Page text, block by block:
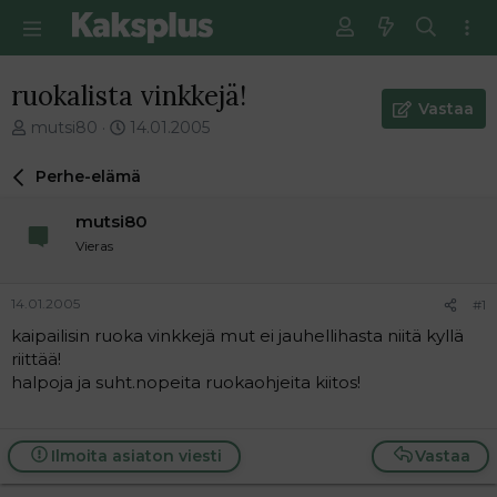
ruokalista vinkkejä!
V
e
i
t
u
n
a
i
t
t
mutsi80
E
s
m
n
i
t
i
14.01.2005
Vastaa
Perhe-elämä
mutsi80
Vieras
14.01.2005 #1
kaipailisin ruoka vinkkejä mut ei jauhellihasta niitä kyllä
riittää!
halpoja ja suht.nopeita ruokaohjeita kiitos!
Vastaa
Ilmoita asiaton viesti